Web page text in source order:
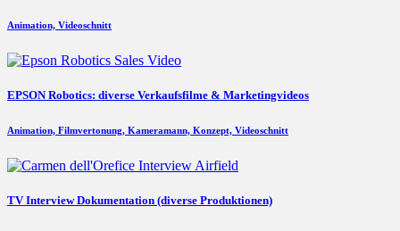
Animation, Videoschnitt
EPSON Robotics: diverse Verkaufsfilme & Marketingvideos
Animation, Filmvertonung, Kameramann, Konzept, Videoschnitt
TV Interview Dokumentation (diverse Produktionen)